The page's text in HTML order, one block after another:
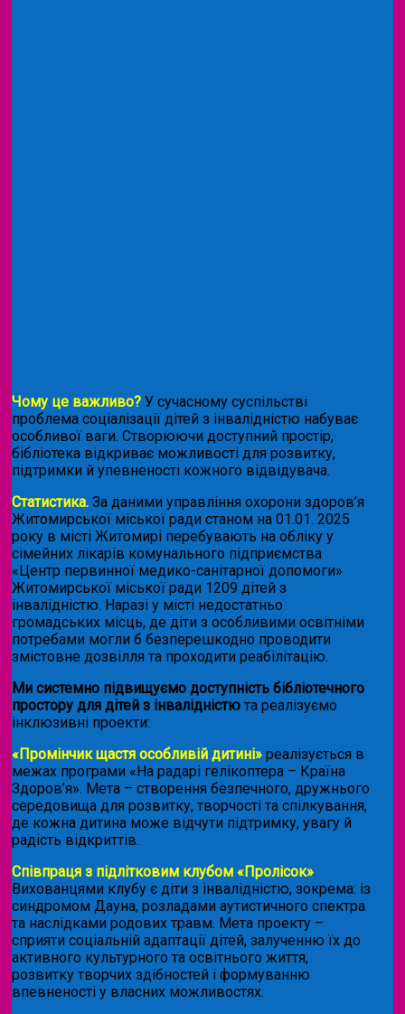
Чому це важливо? У сучасному суспільстві
проблема соціалізації дітей з інвалідністю набуває
особливої ваги. Створюючи доступний простір,
бібліотека відкриває можливості для розвитку,
підтримки й упевненості кожного відвідувача.
Статистика. За даними управління охорони здоров’я
Житомирської міської ради станом на 01.01. 2025
року в місті Житомирі перебувають на обліку у
сімейних лікарів комунального підприємства
«Центр первинної медико-санітарної допомоги»
Житомирської міської ради 1209 дітей з
інвалідністю. Наразі у місті недостатньо
громадських місць, де діти з особливими освітніми
потребами могли б безперешкодно проводити
змістовне дозвілля та проходити реабілітацію.
Ми системно підвищуємо доступність бібліотечного
простору для дітей з інвалідністю та реалізуємо
інклюзивні проекти:
«Промінчик щастя особливій дитині» реалізується в
межах програми «На радарі гелікоптера – Країна
Здоров’я». Мета – створення безпечного, дружнього
середовища для розвитку, творчості та спілкування,
де кожна дитина може відчути підтримку, увагу й
радість відкриттів.
Співпраця з підлітковим клубом «Пролісок».
Вихованцями клубу є діти з інвалідністю, зокрема: із
синдромом Дауна, розладами аутистичного спектра
та наслідками родових травм. Мета проекту –
сприяти соціальній адаптації дітей, залученню їх до
активного культурного та освітнього життя,
розвитку творчих здібностей і формуванню
впевненості у власних можливостях.